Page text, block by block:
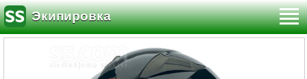
Экипировка